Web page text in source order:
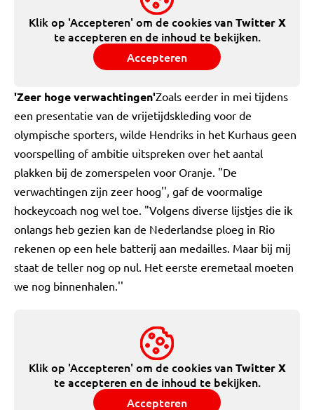
Klik op 'Accepteren' om de cookies vanTwitter X
te accepteren en de inhoud te bekijken.
Accepteren
'Zeer hoge verwachtingen'Zoals eerder in mei tijdens
een presentatie van de vrijetijdskleding voor de
olympische sporters, wilde Hendriks in het Kurhaus geen
voorspelling of ambitie uitspreken over het aantal
plakken bij de zomerspelen voor Oranje. "De
verwachtingen zijn zeer hoog'', gaf de voormalige
hockeycoach nog wel toe. "Volgens diverse lijstjes die ik
onlangs heb gezien kan de Nederlandse ploeg in Rio
rekenen op een hele batterij aan medailles. Maar bij mij
staat de teller nog op nul. Het eerste eremetaal moeten
we nog binnenhalen.''
Klik op 'Accepteren' om de cookies vanTwitter X
te accepteren en de inhoud te bekijken.
Accepteren